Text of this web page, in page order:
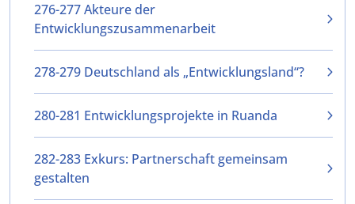
276-277 Akteure der
Entwicklungszusammenarbeit
278-279 Deutschland als „Entwicklungsland“?
280-281 Entwicklungsprojekte in Ruanda
282-283 Exkurs: Partnerschaft gemeinsam
gestalten